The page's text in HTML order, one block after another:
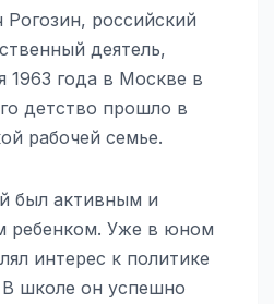
российский
деятель,
1963 года в Москве в
детство прошло в
рабочей семье.
был активным и
ребенком. Уже в юном
интерес к политике
школе он успешно